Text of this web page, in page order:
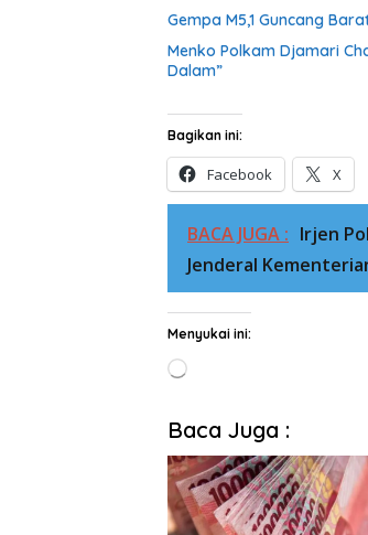
Gempa M5,1 Guncang
Menko Polkam Djamari
Dalam”
Bagikan ini:
Facebook X
BACA JUGA : Irjen
Jenderal
Menyukai ini:
Memuat...
Baca Juga :